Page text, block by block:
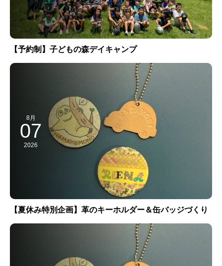
【予約制】子どもの森デイキャンプ
8月
07
2026
【夏休み特別企画】革のキーホルダー＆缶バッジづくり